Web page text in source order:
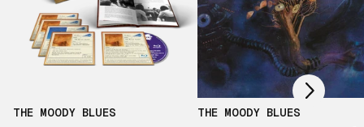
THE MOODY BLUES THE MOODY BLUES
Scroll right